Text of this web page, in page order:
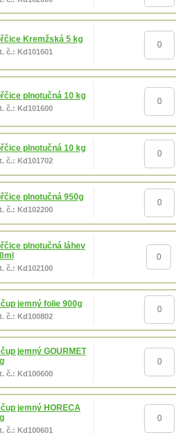
Kremžská 5 kg
č.: Kd101601
plnotučná 10 kg
č.: Kd101600
plnotučná 10 kg
č.: Kd101702
plnotučná 950g
č.: Kd102200
plnotučná láhev
č.: Kd102100
jemný folie 900g
č.: Kd100802
jemný GOURMET
č.: Kd100600
jemný HORECA
č.: Kd100601